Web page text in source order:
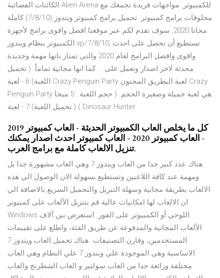
الكائنات الفضائية Alien Arena للكمبيوتر. مواجهات فريدة تجمعك مع
مخلوقات برامج كمبيوتر. تحميل برامج كمبيوتر ويندوز (7/8/10) كاملة
مجانا 2020, سوف نقدم لكم عبر موقعنا افضل واقوى برامج لأجهزة
الكمبيوتر بنظام ويندوز xp/7/8/10, تستطيع أن تحصل على احدث
واقوى وافضل البرامج لعام 2020 والتي تمتاز بانها مهمة وجديدة
محدثة لاخر اصدار وتعمل على … كما انها مجانية تماماً. ( تحميل
اللعبة) 6 - لعبة Crazy Penguin Party لعبة البطريق المجنون Crazy
Penguin Party هي لعبة جميلة وصغيرة الحجم. ( حجم اللعبة : 5 ميجا
) ( تحميل اللعبة) 7 - لعبة Dinosaur Hunter
كل ما يخلص العاب الكمبيوتر الحديثة - العاب كمبيوتر 2019
- العاب كمبيوتر 2020 - العاب كمبيوتر احدث اصدار يمكنك
تنزيل الالعاب كاملة مع برامج العرب.
هناك عدد كبير جدا من العاب ويندوز 7 وهي العاب مشهورة جدا بل
ومهمة عند كافة اللاعبين وتستطيع بسهولة الان الوصول الي هذه
الالعاب بطريقة مجانية وسهلة التنزيل والتحميل السريع بالاضافة الي
ان الالعاب لها امكانيات عالية قم بتنزيل الألعاب على كمبيوتر
Windows اللوحي أو الكمبيوتر على الفور. استعرض بين آلاف
الألعاب المجانية والمدفوعة عن طريق الفئة، واطلع على تقييمات
المستخدمين، وقارن التصنيفات. هناك تحميل العاب ويندوز 7
الاساسية وهي الموجودة علي ويندوز 7 علي النظام وهي العاب
مختلفة ورائعة جدا من العاب سولتير و العاب الشطرنج والعاب